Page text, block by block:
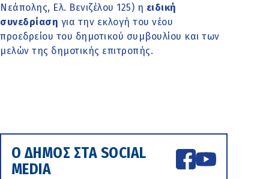
Νεάπολης, Ελ. Βενιζέλου 125) η ειδική
συνεδρίαση για την εκλογή του νέου
προεδρείου του δημοτικού συμβουλίου και των
μελών της δημοτικής επιτροπής.
Ο ΔΗΜΟΣ ΣΤΑ SOCIAL
MEDIA